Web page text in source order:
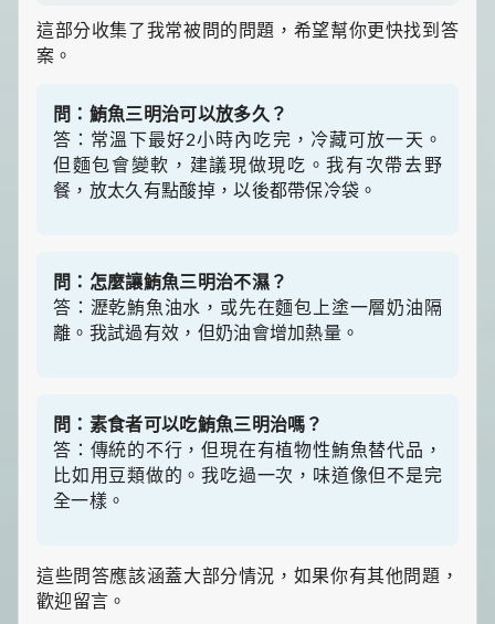
這部分收集了我常被問的問題，希望幫你更快找到答
案。
問：鮪魚三明治可以放多久？
答：常溫下最好2小時內吃完，冷藏可放一天。
但麵包會變軟，建議現做現吃。我有次帶去野
餐，放太久有點酸掉，以後都帶保冷袋。
問：怎麼讓鮪魚三明治不濕？
答：瀝乾鮪魚油水，或先在麵包上塗一層奶油隔
離。我試過有效，但奶油會增加熱量。
問：素食者可以吃鮪魚三明治嗎？
答：傳統的不行，但現在有植物性鮪魚替代品，
比如用豆類做的。我吃過一次，味道像但不是完
全一樣。
這些問答應該涵蓋大部分情況，如果你有其他問題，
歡迎留言。